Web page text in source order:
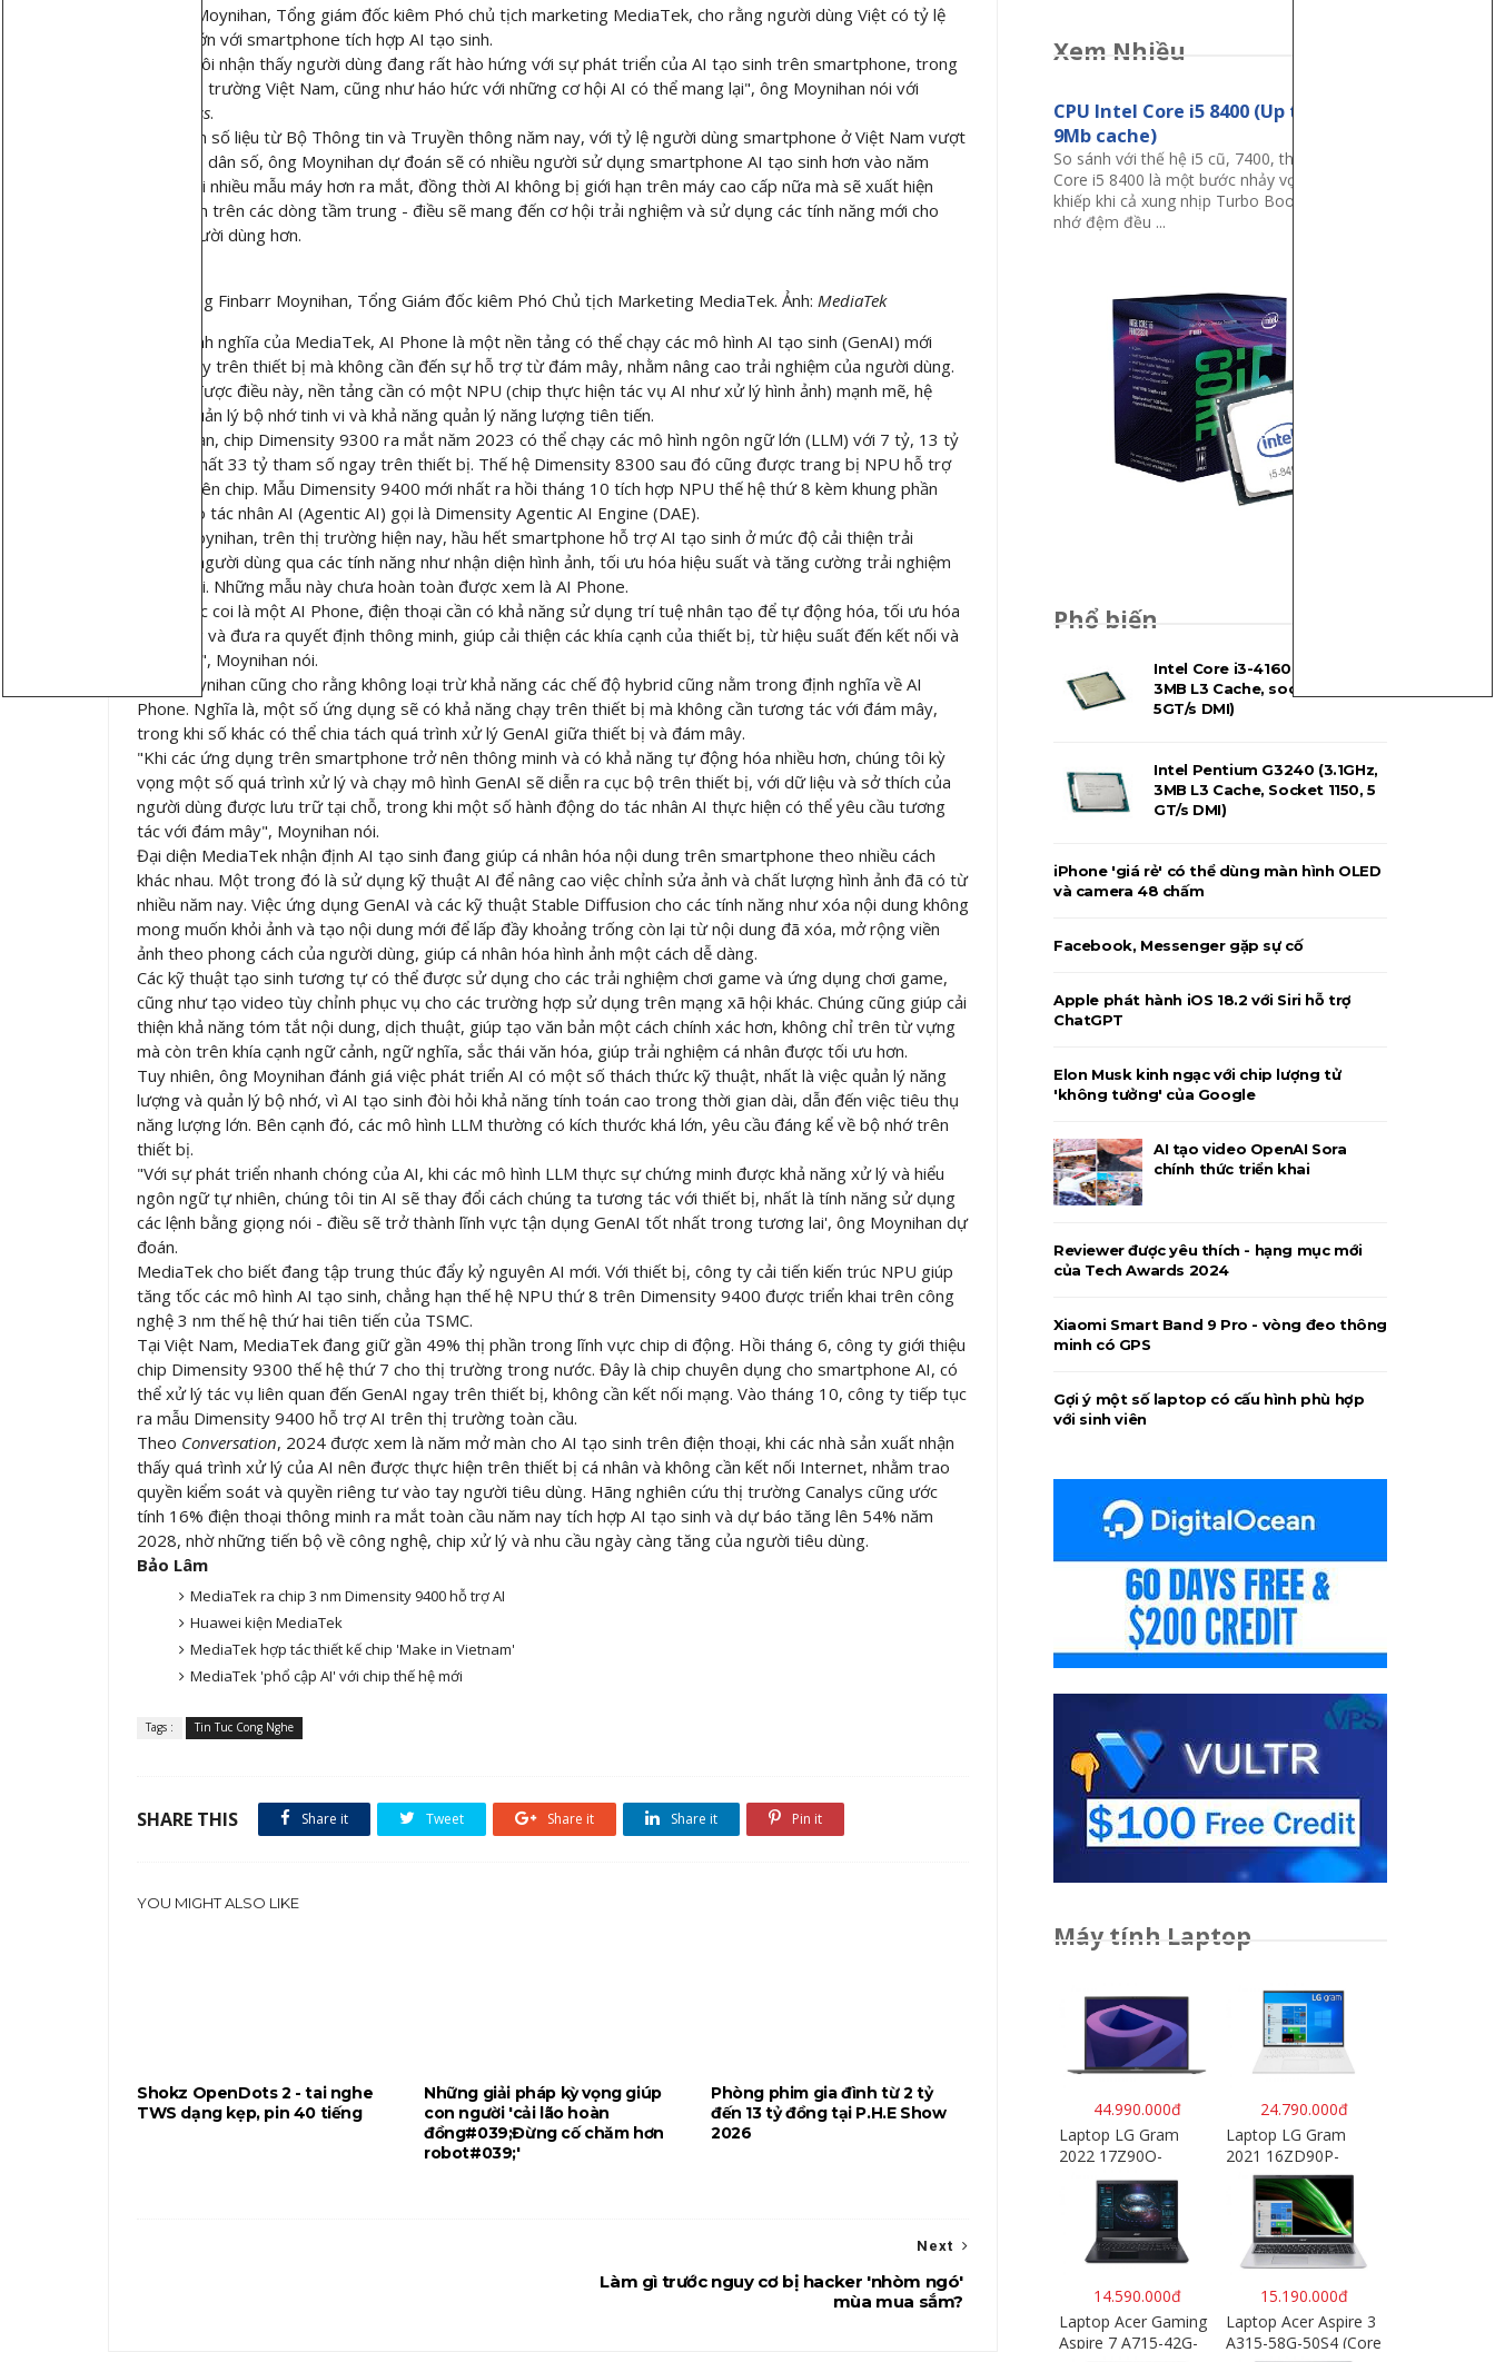
Finbarr Moynihan, Tổng giám đốc kiêm Phó chủ tịch marketing MediaTek, cho rằng người dùng Việt có tỷ lệ
ủng hộ lớn với smartphone tích hợp AI tạo sinh.
"Chúng tôi nhận thấy người dùng đang rất hào hứng với sự phát triển của AI tạo sinh trên smartphone, trong
đó có thị trường Việt Nam, cũng như háo hức với những cơ hội AI có thể mang lại", ông Moynihan nói với
VnExpress.
Trích dẫn số liệu từ Bộ Thông tin và Truyền thông năm nay, với tỷ lệ người dùng smartphone ở Việt Nam vượt
qua 84% dân số, ông Moynihan dự đoán sẽ có nhiều người sử dụng smartphone AI tạo sinh hơn vào năm
2025, khi nhiều mẫu máy hơn ra mắt, đồng thời AI không bị giới hạn trên máy cao cấp nữa mà sẽ xuất hiện
nhiều hơn trên các dòng tầm trung - điều sẽ mang đến cơ hội trải nghiệm và sử dụng các tính năng mới cho
nhiều người dùng hơn.
Ông Finbarr Moynihan, Tổng Giám đốc kiêm Phó Chủ tịch Marketing MediaTek. Ảnh: MediaTek
Theo định nghĩa của MediaTek, AI Phone là một nền tảng có thể chạy các mô hình AI tạo sinh (GenAI) mới
nhất ngay trên thiết bị mà không cần đến sự hỗ trợ từ đám mây, nhằm nâng cao trải nghiệm của người dùng.
Để làm được điều này, nền tảng cần có một NPU (chip thực hiện tác vụ AI như xử lý hình ảnh) mạnh mẽ, hệ
thống quản lý bộ nhớ tinh vi và khả năng quản lý năng lượng tiên tiến.
Chẳng hạn, chip Dimensity 9300 ra mắt năm 2023 có thể chạy các mô hình ngôn ngữ lớn (LLM) với 7 tỷ, 13 tỷ
và cao nhất 33 tỷ tham số ngay trên thiết bị. Thế hệ Dimensity 8300 sau đó cũng được trang bị NPU hỗ trợ
GenAI trên chip. Mẫu Dimensity 9400 mới nhất ra hồi tháng 10 tích hợp NPU thế hệ thứ 8 kèm khung phần
mềm cho tác nhân AI (Agentic AI) gọi là Dimensity Agentic AI Engine (DAE).
Theo Moynihan, trên thị trường hiện nay, hầu hết smartphone hỗ trợ AI tạo sinh ở mức độ cải thiện trải
nghiệm người dùng qua các tính năng như nhận diện hình ảnh, tối ưu hóa hiệu suất và tăng cường trải nghiệm
giọng nói. Những mẫu này chưa hoàn toàn được xem là AI Phone.
"Để được coi là một AI Phone, điện thoại cần có khả năng sử dụng trí tuệ nhân tạo để tự động hóa, tối ưu hóa
hệ thống và đưa ra quyết định thông minh, giúp cải thiện các khía cạnh của thiết bị, từ hiệu suất đến kết nối và
bảo mật", Moynihan nói.
Ông Moynihan cũng cho rằng không loại trừ khả năng các chế độ hybrid cũng nằm trong định nghĩa về AI
Phone. Nghĩa là, một số ứng dụng sẽ có khả năng chạy trên thiết bị mà không cần tương tác với đám mây,
trong khi số khác có thể chia tách quá trình xử lý GenAI giữa thiết bị và đám mây.
"Khi các ứng dụng trên smartphone trở nên thông minh và có khả năng tự động hóa nhiều hơn, chúng tôi kỳ
vọng một số quá trình xử lý và chạy mô hình GenAI sẽ diễn ra cục bộ trên thiết bị, với dữ liệu và sở thích của
người dùng được lưu trữ tại chỗ, trong khi một số hành động do tác nhân AI thực hiện có thể yêu cầu tương
tác với đám mây", Moynihan nói.
Đại diện MediaTek nhận định AI tạo sinh đang giúp cá nhân hóa nội dung trên smartphone theo nhiều cách
khác nhau. Một trong đó là sử dụng kỹ thuật AI để nâng cao việc chỉnh sửa ảnh và chất lượng hình ảnh đã có từ
nhiều năm nay. Việc ứng dụng GenAI và các kỹ thuật Stable Diffusion cho các tính năng như xóa nội dung không
mong muốn khỏi ảnh và tạo nội dung mới để lấp đầy khoảng trống còn lại từ nội dung đã xóa, mở rộng viền
ảnh theo phong cách của người dùng, giúp cá nhân hóa hình ảnh một cách dễ dàng.
Các kỹ thuật tạo sinh tương tự có thể được sử dụng cho các trải nghiệm chơi game và ứng dụng chơi game,
cũng như tạo video tùy chỉnh phục vụ cho các trường hợp sử dụng trên mạng xã hội khác. Chúng cũng giúp cải
thiện khả năng tóm tắt nội dung, dịch thuật, giúp tạo văn bản một cách chính xác hơn, không chỉ trên từ vựng
mà còn trên khía cạnh ngữ cảnh, ngữ nghĩa, sắc thái văn hóa, giúp trải nghiệm cá nhân được tối ưu hơn.
Tuy nhiên, ông Moynihan đánh giá việc phát triển AI có một số thách thức kỹ thuật, nhất là việc quản lý năng
lượng và quản lý bộ nhớ, vì AI tạo sinh đòi hỏi khả năng tính toán cao trong thời gian dài, dẫn đến việc tiêu thụ
năng lượng lớn. Bên cạnh đó, các mô hình LLM thường có kích thước khá lớn, yêu cầu đáng kể về bộ nhớ trên
thiết bị.
"Với sự phát triển nhanh chóng của AI, khi các mô hình LLM thực sự chứng minh được khả năng xử lý và hiểu
ngôn ngữ tự nhiên, chúng tôi tin AI sẽ thay đổi cách chúng ta tương tác với thiết bị, nhất là tính năng sử dụng
các lệnh bằng giọng nói - điều sẽ trở thành lĩnh vực tận dụng GenAI tốt nhất trong tương lai', ông Moynihan dự
đoán.
MediaTek cho biết đang tập trung thúc đẩy kỷ nguyên AI mới. Với thiết bị, công ty cải tiến kiến trúc NPU giúp
tăng tốc các mô hình AI tạo sinh, chẳng hạn thế hệ NPU thứ 8 trên Dimensity 9400 được triển khai trên công
nghệ 3 nm thế hệ thứ hai tiên tiến của TSMC.
Tại Việt Nam, MediaTek đang giữ gần 49% thị phần trong lĩnh vực chip di động. Hồi tháng 6, công ty giới thiệu
chip Dimensity 9300 thế hệ thứ 7 cho thị trường trong nước. Đây là chip chuyên dụng cho smartphone AI, có
thể xử lý tác vụ liên quan đến GenAI ngay trên thiết bị, không cần kết nối mạng. Vào tháng 10, công ty tiếp tục
ra mẫu Dimensity 9400 hỗ trợ AI trên thị trường toàn cầu.
Theo Conversation, 2024 được xem là năm mở màn cho AI tạo sinh trên điện thoại, khi các nhà sản xuất nhận
thấy quá trình xử lý của AI nên được thực hiện trên thiết bị cá nhân và không cần kết nối Internet, nhằm trao
quyền kiểm soát và quyền riêng tư vào tay người tiêu dùng. Hãng nghiên cứu thị trường Canalys cũng ước
tính 16% điện thoại thông minh ra mắt toàn cầu năm nay tích hợp AI tạo sinh và dự báo tăng lên 54% năm
2028, nhờ những tiến bộ về công nghệ, chip xử lý và nhu cầu ngày càng tăng của người tiêu dùng.
Bảo Lâm
MediaTek ra chip 3 nm Dimensity 9400 hỗ trợ AI
Huawei kiện MediaTek
MediaTek hợp tác thiết kế chip 'Make in Vietnam'
MediaTek 'phổ cập AI' với chip thế hệ mới
Tags : Tin Tuc Cong Nghe
SHARE THIS Share it Tweet Share it Share it Pin it
YOU MIGHT ALSO LIKE
Shokz OpenDots 2 - tai nghe
TWS dạng kẹp, pin 40 tiếng
Những giải pháp kỳ vọng giúp
con người 'cải lão hoàn
đồng#039;Đừng cố chăm hơn
robot#039;'
Phòng phim gia đình từ 2 tỷ
đến 13 tỷ đồng tại P.H.E Show
2026
Next
Làm gì trước nguy cơ bị hacker 'nhòm ngó'
mùa mua sắm?
Xem Nhiều
CPU Intel Core i5 8400 (Up to 4.0Ghz/
9Mb cache)
So sánh với thế hệ i5 cũ, 7400, thì CPU Intel
Core i5 8400 là một bước nhảy vọt khủng
khiếp khi cả xung nhịp Turbo Boost lẫn bộ
nhớ đệm đều ...
Phổ biến
Intel Core i3-4160 (3.60GHz,
3MB L3 Cache, socket 1150,
5GT/s DMI)
Intel Pentium G3240 (3.1GHz,
3MB L3 Cache, Socket 1150, 5
GT/s DMI)
iPhone 'giá rẻ' có thể dùng màn hình OLED
và camera 48 chấm
Facebook, Messenger gặp sự cố
Apple phát hành iOS 18.2 với Siri hỗ trợ
ChatGPT
Elon Musk kinh ngạc với chip lượng tử
'không tưởng' của Google
AI tạo video OpenAI Sora
chính thức triển khai
Reviewer được yêu thích - hạng mục mới
của Tech Awards 2024
Xiaomi Smart Band 9 Pro - vòng đeo thông
minh có GPS
Gợi ý một số laptop có cấu hình phù hợp
với sinh viên
Máy tính Laptop
44.990.000đ
Laptop LG Gram
2022 17Z90Q-
G.AH76A5 (Core-i7
1260P/16GB/512GB/
17″ WQXGA/Win
11/Xám)
24.790.000đ
Laptop LG Gram
2021 16ZD90P-
G.AX54A5 (i5-
1135G7/8GB
RAM/512GB
SSD/16″WQXGA/Dos
/Trắng)
14.590.000đ
Laptop Acer Gaming
Aspire 7 A715-42G-
15.190.000đ
Laptop Acer Aspire 3
A315-58G-50S4 (Core